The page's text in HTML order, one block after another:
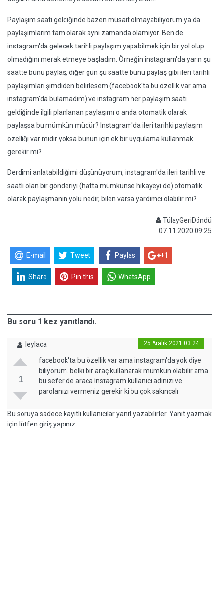
Paylaşım saati geldiğinde bazen müsait olmayabiliyorum ya da
paylaşımlarım tam olarak aynı zamanda olamıyor. Ben de
instagram'da gelecek tarihli paylaşım yapabilmek için bir yol olup
olmadığını merak etmeye başladım. Örneğin instagram'da yarın şu
saatte bunu paylaş, diğer gün şu saatte bunu paylaş gibi ileri tarihli
paylaşımları şimdiden belirlesem (facebook'ta bu özellik var ama
instagram'da bulamadım) ve instagram her paylaşım saati
geldiğinde ilgili planlanan paylaşımı o anda otomatik olarak
paylaşsa bu mümkün müdür? Instagram'da ileri tarihki paylaşım
özelliği var mıdır yoksa bunun için ek bir uygulama kullanmak
gerekir mi?
Derdimi anlatabildiğimi düşünüyorum, instagram'da ileri tarihli ve
saatli olan bir gönderiyi (hatta mümkünse hikayeyi de) otomatik
olarak paylaşmanın yolu nedir, bilen varsa yardımcı olabilir mi?
TülayGeriDöndü
07.11.2020 09:25
E-mail Tweet Paylas +1
Share Pin this WhatsApp
Bu soru 1 kez yanıtlandı.
leylaca 25 Aralık 2021 03:24
1
facebook'ta bu özellik var ama instagram'da yok diye
biliyorum. belki bir araç kullanarak mümkün olabilir ama
bu sefer de araca instagram kullanıcı adınızı ve
parolanızı vermeniz gerekir ki bu çok sakıncalı
Bu soruya sadece kayıtlı kullanıcılar yanıt yazabilirler. Yanıt yazmak
için lütfen giriş yapınız.